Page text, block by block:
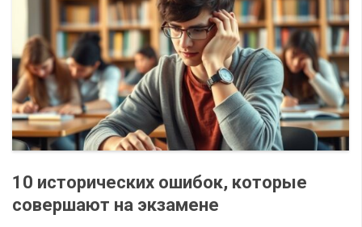
10 исторических ошибок, которые
совершают на экзамене